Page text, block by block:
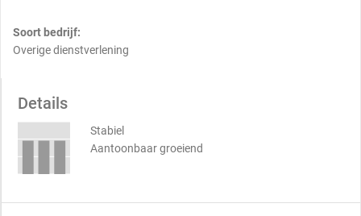
Soort bedrijf:
Overige dienstverlening
Details
Stabiel
Aantoonbaar groeiend